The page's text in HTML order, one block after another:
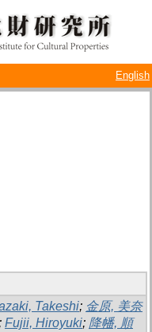
English
Takeshi; 金原, 美奈
; Fujii, Hiroyuki; 降幡, 順